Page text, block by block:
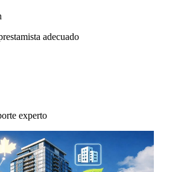
adecuado
experto